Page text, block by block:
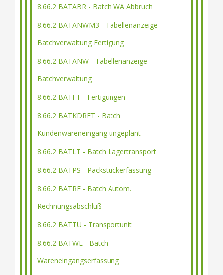
8.66.2 BATABR - Batch WA Abbruch
8.66.2 BATANWM3 - Tabellenanzeige
Batchverwaltung Fertigung
8.66.2 BATANW - Tabellenanzeige
Batchverwaltung
8.66.2 BATFT - Fertigungen
8.66.2 BATKDRET - Batch
Kundenwareneingang ungeplant
8.66.2 BATLT - Batch Lagertransport
8.66.2 BATPS - Packstückerfassung
8.66.2 BATRE - Batch Autom.
Rechnungsabschluß
8.66.2 BATTU - Transportunit
8.66.2 BATWE - Batch
Wareneingangserfassung